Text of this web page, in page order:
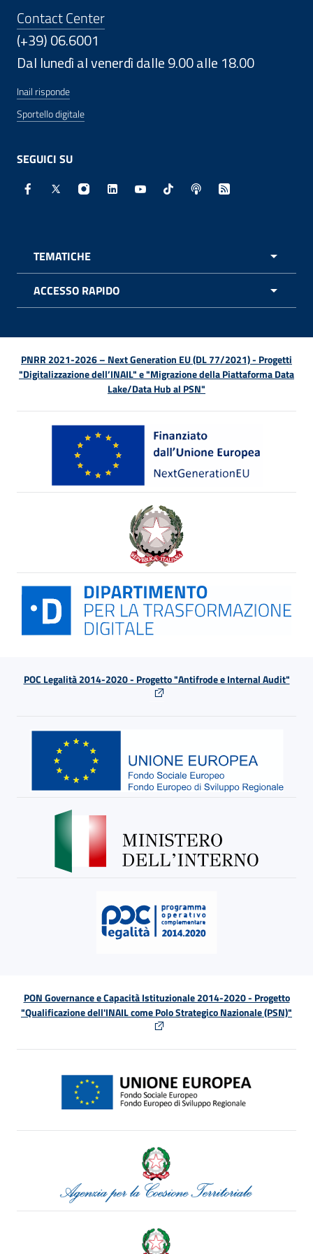
Contact Center
(+39) 06.6001
Dal lunedì al venerdì dalle 9.00 alle 18.00
Inail risponde
Sportello digitale
SEGUICI SU
Facebook - Sito esterno - Apertura in nuova finestra
X - Sito esterno - Apertura in nuova finestra
Instagram - Sito esterno - Apertura in
Linkedin - Sito esterno - Apertura in
Youtube - Sito esterno -
TikTok - Sito esterno -
Spreaker - Sito
Feed RSS -
TEMATICHE
ACCESSO RAPIDO
PNRR 2021-2026 – Next Generation EU (DL 77/2021) - Progetti
"Digitalizzazione dell’INAIL" e "Migrazione della Piattaforma Data
Lake/Data Hub al PSN"
POC Legalità 2014-2020 - Progetto "Antifrode e Internal Audit"
PON Governance e Capacità Istituzionale 2014-2020 - Progetto
"Qualificazione dell'INAIL come Polo Strategico Nazionale (PSN)"